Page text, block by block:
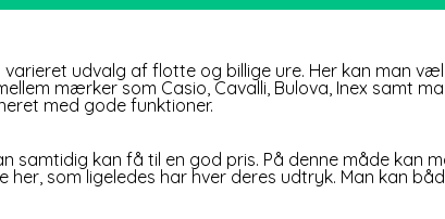
udvalg af flotte og billige ure. Her kan man
mærker som Casio, Cavalli, Bulova, Inex samt
med gode funktioner.
samtidig kan få til en god pris. På denne måde
som ligeledes har hver deres udtryk. Man kan